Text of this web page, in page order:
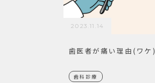
2023.11.14
歯医者が痛い理由(ワケ)
歯科診療